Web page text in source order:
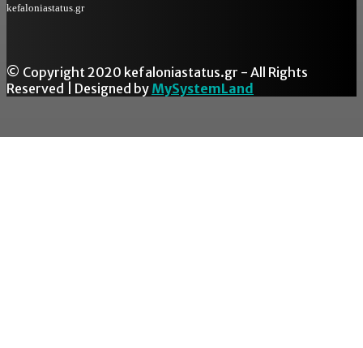
kefaloniastatus.gr
© Copyright 2020 kefaloniastatus.gr - All Rights
Reserved | Designed by MySystemLand